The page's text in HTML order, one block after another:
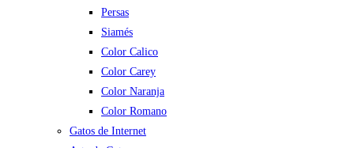
Persas
Siamés
Color Calico
Color Carey
Color Naranja
Color Romano
Gatos de Internet